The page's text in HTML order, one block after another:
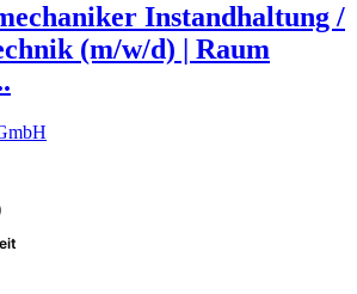
Instandhaltung /
(m/w/d) | Raum